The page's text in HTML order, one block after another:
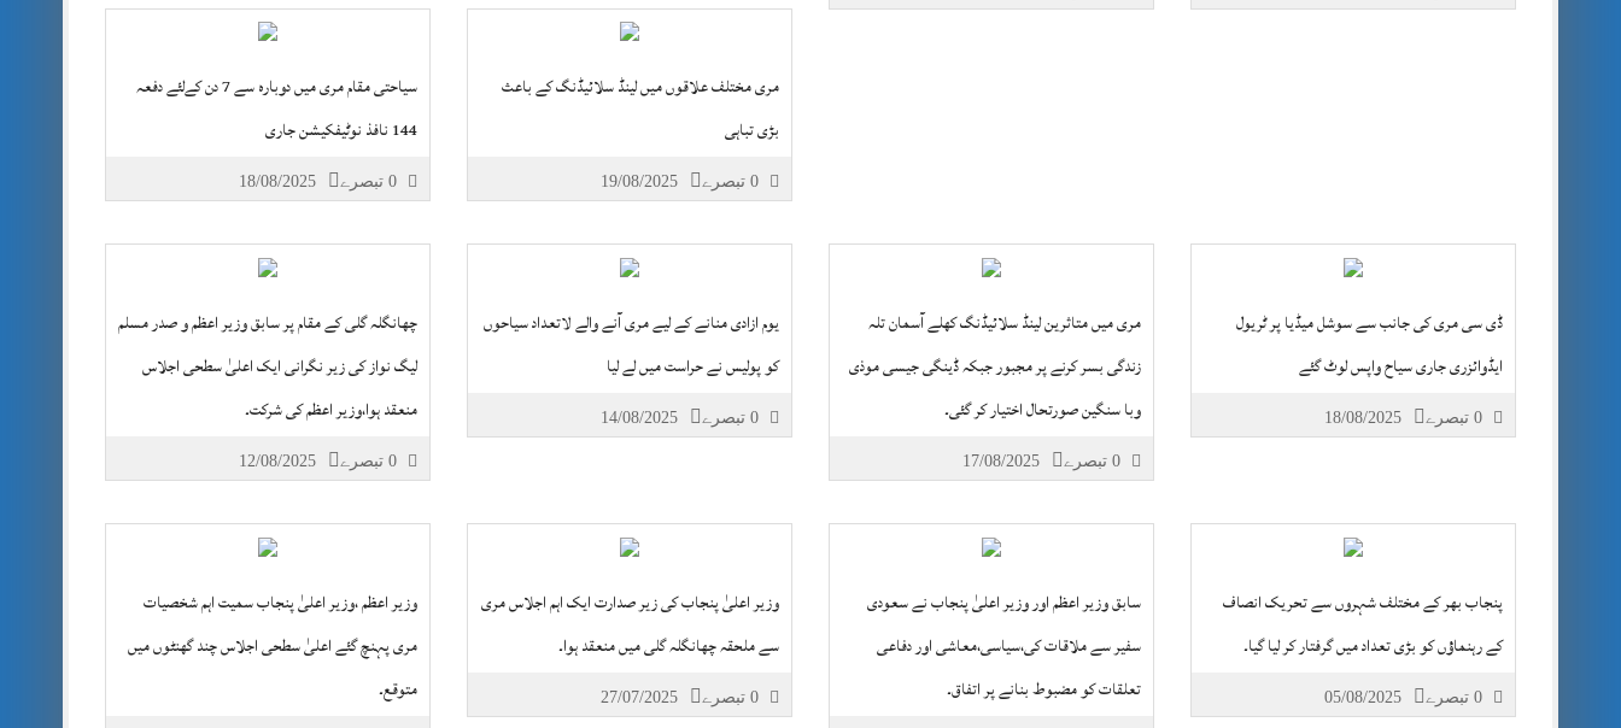
مری مختلف علاقوں میں لینڈ سلائیڈنگ کے باعث
بڑی تباہی
19/08/2025
سیاحتی مقام مری میں دوبارہ سے 7 دن کےلئے دفعہ
144 نافذ نوٹیفکیشن جاری
18/08/2025
ڈی سی مری کی جانب سے سوشل میڈیا پر ٹریول
ایڈوائزری جاری سیاح واپس لوٹ گئے
18/08/2025
مری میں متاثرین لینڈ سلائیڈنگ کھلے آسمان تلہ
زندگی بسر کرنے پر مجبور جبکہ ڈینگی جیسی موذی
وبا سنگین صورتحال اختیار کر گئی۔
17/08/2025
یوم ازادی منانے کے لیے مری آنے والے لاتعداد سیاحوں
کو پولیس نے حراست میں لے لیا
14/08/2025
چھانگلہ گلی کے مقام پر سابق وزیر اعظم و صدر مسلم
لیگ نواز کی زیر نگرانی ایک اعلیٰ سطحی اجلاس
منعقد ہوا،وزیر اعظم کی شرکت۔
12/08/2025
پنجاب بھر کے مختلف شہروں سے تحریک انصاف
کے رہنماؤں کو بڑی تعداد میں گرفتار کر لیا گیا۔
05/08/2025
سابق وزیر اعظم اور وزیر اعلیٰ پنجاب نے سعودی
سفیر سے ملاقات کی،سیاسی،معاشی اور دفاعی
تعلقات کو مضبوط بنانے پر اتفاق۔
وزیر اعلیٰ پنجاب کی زیر صدارت ایک اہم اجلاس مری
سے ملحقہ چھانگلہ گلی میں منعقد ہوا۔
27/07/2025
وزیر اعظم ،وزیر اعلیٰ پنجاب سمیت اہم شخصیات
مری پہنچ گئے اعلیٰ سطحی اجلاس چند گھنٹوں میں
متوقع۔